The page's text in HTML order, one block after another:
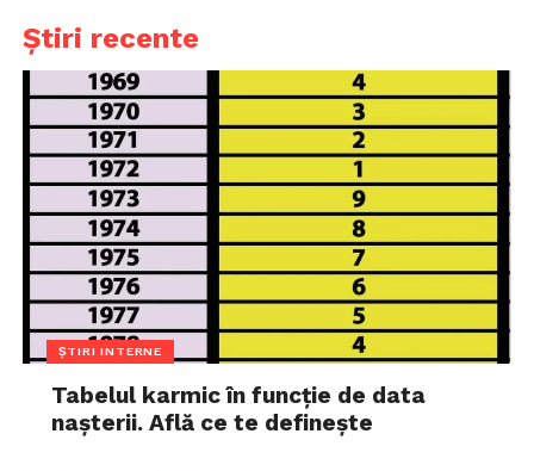
Știri recente
ȘTIRI INTERNE
Tabelul karmic în funcție de data
nașterii. Află ce te definește